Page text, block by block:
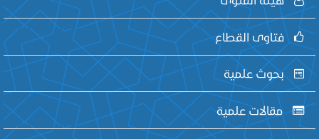
فتاوى القطاع
بحوث علمية
مقالات علمية